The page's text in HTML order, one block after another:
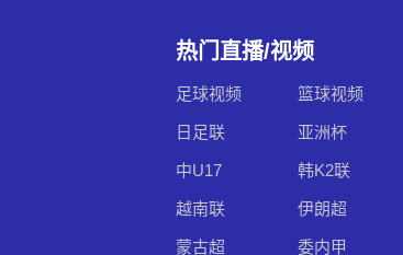
热门直播/视频
足球视频 篮球视频
日足联 亚洲杯
中U17 韩K2联
越南联 伊朗超
蒙古超 委内甲